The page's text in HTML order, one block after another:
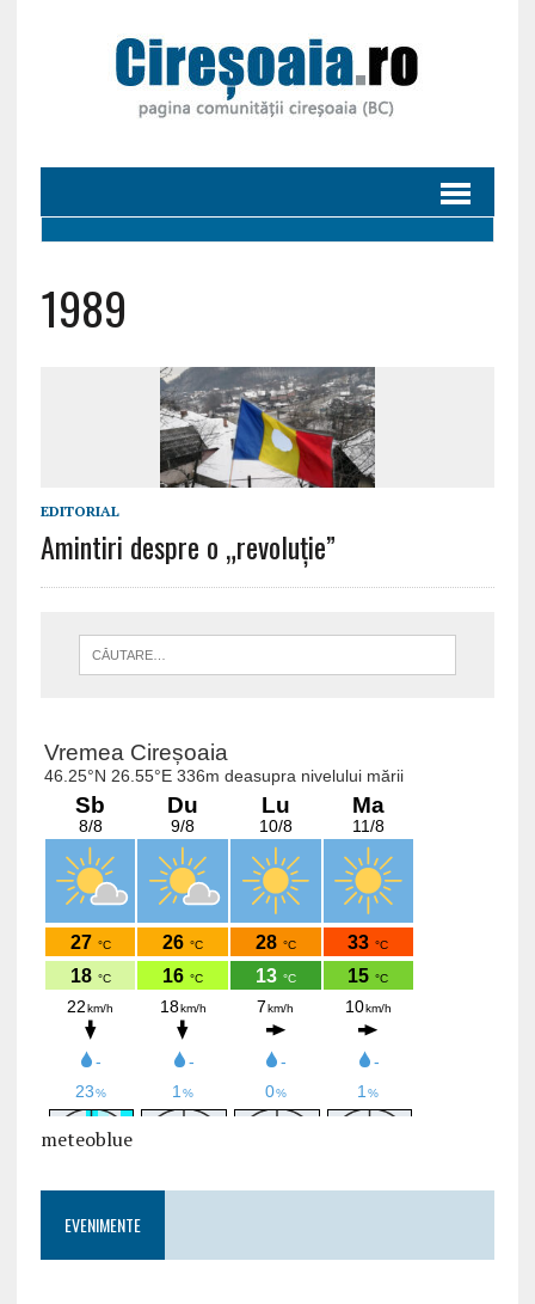
1989
EDITORIAL
Amintiri despre o „revoluție”
meteoblue
EVENIMENTE